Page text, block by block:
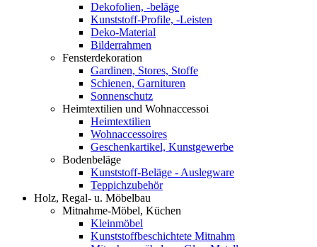
Dekofolien, -beläge
Kunststoff-Profile, -Leisten
Deko-Material
Bilderrahmen
Fensterdekoration
Gardinen, Stores, Stoffe
Schienen, Garnituren
Sonnenschutz
Heimtextilien und Wohnaccessoi
Heimtextilien
Wohnaccessoires
Geschenkartikel, Kunstgewerbe
Bodenbeläge
Kunststoff-Beläge - Auslegware
Teppichzubehör
Holz, Regal- u. Möbelbau
Mitnahme-Möbel, Küchen
Kleinmöbel
Kunststoffbeschichtete Mitnahm